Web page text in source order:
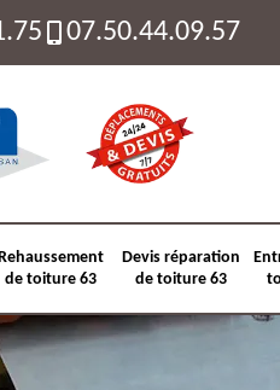
07.50.44.09.57
de toiture 63
Devis réparation
de toiture 63